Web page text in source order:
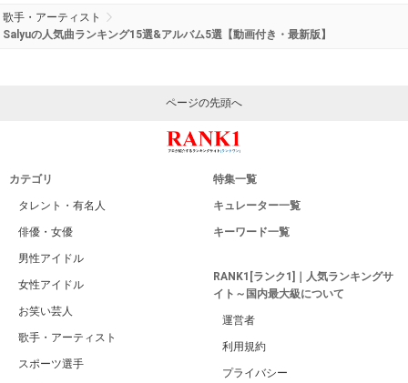
歌手・アーティスト
Salyuの人気曲ランキング15選&アルバム5選【動画付き・最新版】
ページの先頭へ
カテゴリ
タレント・有名人
俳優・女優
男性アイドル
女性アイドル
お笑い芸人
歌手・アーティスト
スポーツ選手
特集一覧
キュレーター一覧
キーワード一覧
RANK1[ランク1]｜人気ランキングサ
イト～国内最大級について
運営者
利用規約
プライバシー